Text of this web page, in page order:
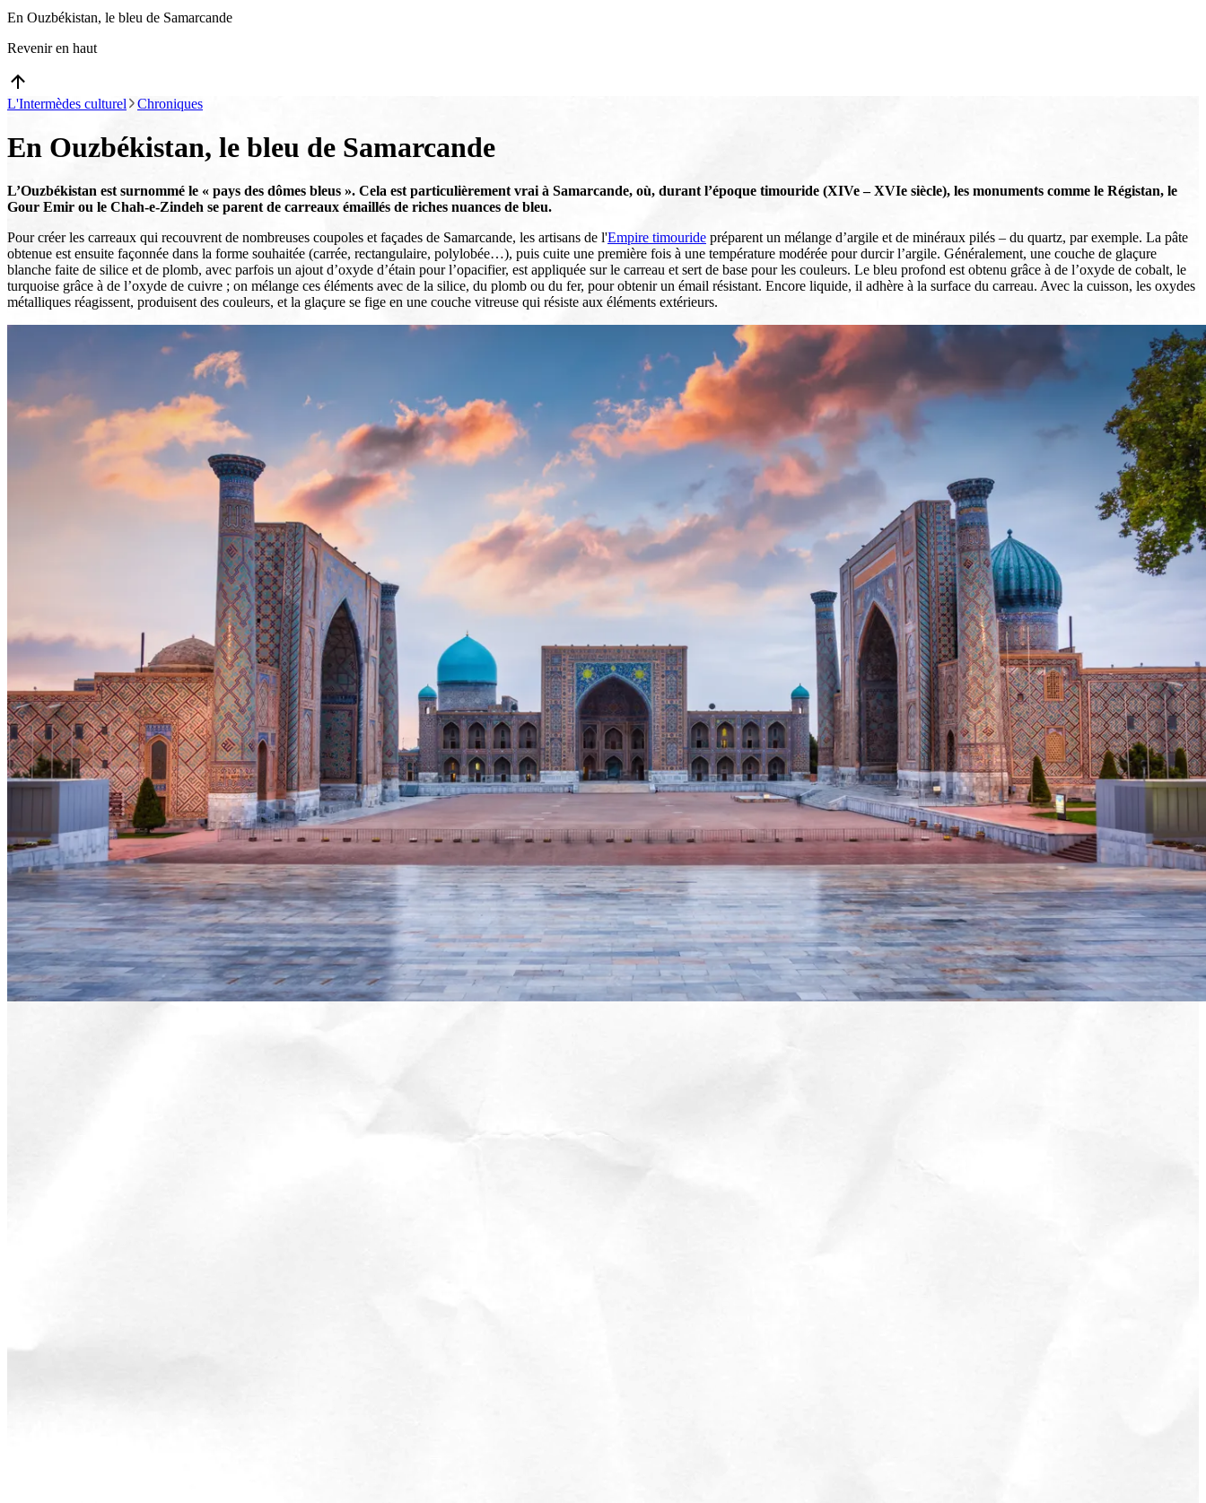
En Ouzbékistan, le bleu de Samarcande
Revenir en haut
L'Intermèdes culturel Chroniques
En Ouzbékistan, le bleu de Samarcande
L’Ouzbékistan est surnommé le « pays des dômes bleus ». Cela est particulièrement vrai à Samarcande, où, durant l’époque timouride (XIVe – XVIe siècle), les monuments comme le Régistan, le
Gour Emir ou le Chah-e-Zindeh se parent de carreaux émaillés de riches nuances de bleu.
Pour créer les carreaux qui recouvrent de nombreuses coupoles et façades de Samarcande, les artisans de l'Empire timouride préparent un mélange d’argile et de minéraux pilés – du quartz, par exemple. La pâte
obtenue est ensuite façonnée dans la forme souhaitée (carrée, rectangulaire, polylobée…), puis cuite une première fois à une température modérée pour durcir l’argile. Généralement, une couche de glaçure
blanche faite de silice et de plomb, avec parfois un ajout d’oxyde d’étain pour l’opacifier, est appliquée sur le carreau et sert de base pour les couleurs. Le bleu profond est obtenu grâce à de l’oxyde de cobalt, le
turquoise grâce à de l’oxyde de cuivre ; on mélange ces éléments avec de la silice, du plomb ou du fer, pour obtenir un émail résistant. Encore liquide, il adhère à la surface du carreau. Avec la cuisson, les oxydes
métalliques réagissent, produisent des couleurs, et la glaçure se fige en une couche vitreuse qui résiste aux éléments extérieurs.